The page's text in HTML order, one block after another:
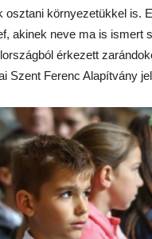
osztani környezetükkel is.
akinek neve ma is ismert
érkezett
Szent Ferenc Alapítvány